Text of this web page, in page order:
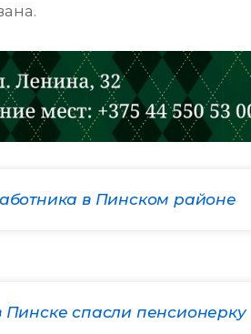
в Пинском районе
спасли пенсионерку